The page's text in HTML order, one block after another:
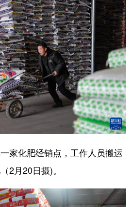
家化肥经销点，工作人员搬运
2月20日摄)。